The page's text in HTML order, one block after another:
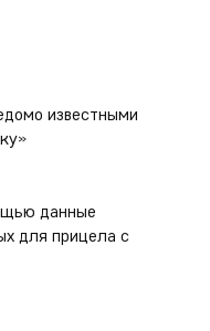
известными
данные
для прицела с